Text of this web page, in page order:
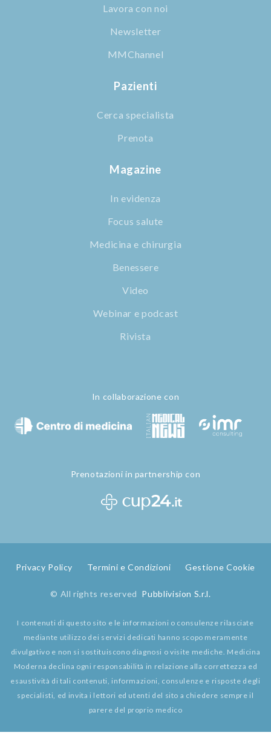
Lavora con noi
Newsletter
MMChannel
Pazienti
Cerca specialista
Prenota
Magazine
In evidenza
Focus salute
Medicina e chirurgia
Benessere
Video
Webinar e podcast
Rivista
In collaborazione con
Prenotazioni in partnership con
Privacy Policy Termini e Condizioni Gestione Cookie
© All rights reserved Pubblivision S.r.l.
I contenuti di questo sito e le informazioni o consulenze rilasciate
mediante utilizzo dei servizi dedicati hanno scopo meramente
divulgativo e non si sostituiscono diagnosi o visite mediche. Medicina
Moderna declina ogni responsabilità in relazione alla correttezza ed
esaustività di tali contenuti, informazioni, consulenze e risposte degli
specialisti, ed invita i lettori ed utenti del sito a chiedere sempre il
parere del proprio medico